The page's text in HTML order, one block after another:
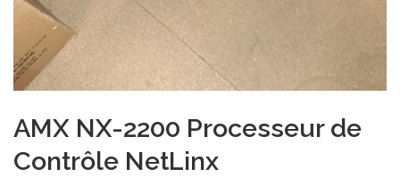
AMX NX-2200 Processeur de
Contrôle NetLinx